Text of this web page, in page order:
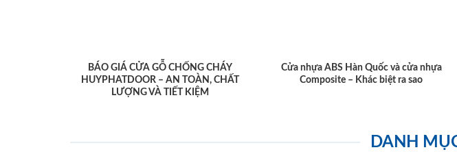
BÁO GIÁ CỬA GỖ CHỐNG CHÁY
HUYPHATDOOR – AN TOÀN, CHẤT
LƯỢNG VÀ TIẾT KIỆM
Cửa nhựa ABS Hàn Quốc và cửa nhựa
Composite – Khác biệt ra sao
DANH